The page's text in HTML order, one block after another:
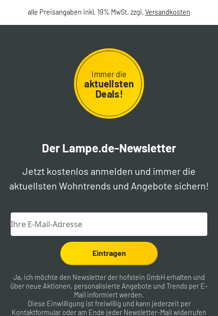
alle Preisangaben inkl. 19% MwSt. zzgl. Versandkosten
Immer die
aktuellsten
Deals!
Der Lampe.de-Newsletter
Jetzt kostenlos anmelden und immer die
aktuellsten Wohntrends und Angebote sichern!
Eintragen
Ja, ich möchte den Newsletter der hofstein GmbH erhalten und
über neue Aktionen, personalisierte Angebote und Trends per E-
Mail informiert werden.
Diese Einwilligung ist freiwillig und kann jederzeit per
Kontaktformular oder am Ende jeder Newsletter-Mail widerrufen